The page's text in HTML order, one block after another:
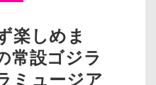
楽しめま
常設ゴジラ
ミュージア